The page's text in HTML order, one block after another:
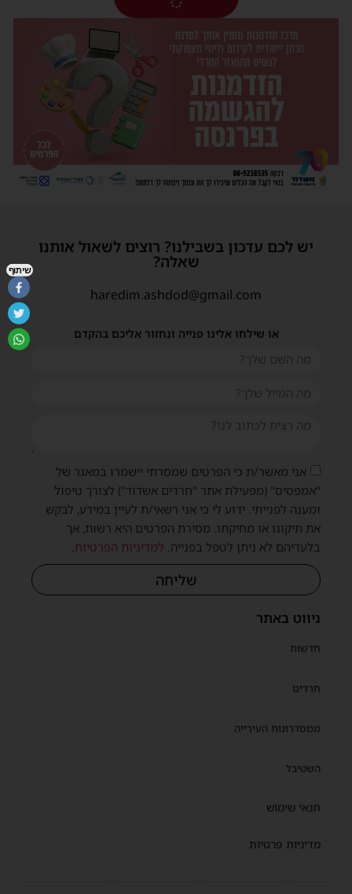
ניווט באתר
חדשות
חרדים
ממסדרונות העירייה
השטיבל
תנאי שימוש
מדיניות פרטיות
יש לכם עדכון בשבילנו? רוצים לשאול אותנו
שאלה?
haredim.ashdod@gmail.com
או שילחו אלינו פנייה ונחזור אליכם בהקדם
אני מאשר/ת כי הפרטים שמסרתי יישמרו במאגר של
"אמפסיס" (מפעילת אתר "חרדים אשדוד") לצורך טיפול
ומענה לפנייתי. ידוע לי כי אני רשאי/ת לעיין במידע, לבקש
את תיקונו או מחיקתו. מסירת הפרטים היא רשות, אך
בלעדיהם לא ניתן לטפל בפנייה. למדיניות הפרטיות.
שליחה
שיתוף